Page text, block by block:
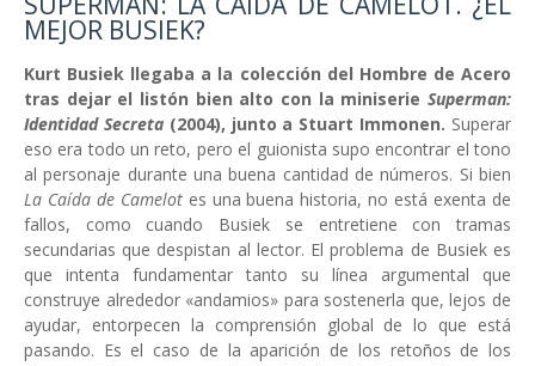
MEJOR BUSIEK?
Kurt Busiek llegaba a la colección del Hombre de Acero
tras dejar el listón bien alto con la miniserie Superman:
Identidad Secreta(2004), junto a Stuart Immonen. Superar
eso era todo un reto, pero el guionista supo encontrar el tono
al personaje durante una buena cantidad de números. Si bien
La Caída de Camelotes una buena historia, no está exenta de
fallos, como cuando Busiek se entretiene con tramas
secundarias que despistan al lector. El problema de Busiek es
que intenta fundamentar tanto su línea argumental que
construye alrededor «andamios» para sostenerla que, lejos de
ayudar, entorpecen la comprensión global de lo que está
pasando. Es el caso de la aparición de los retoños de los